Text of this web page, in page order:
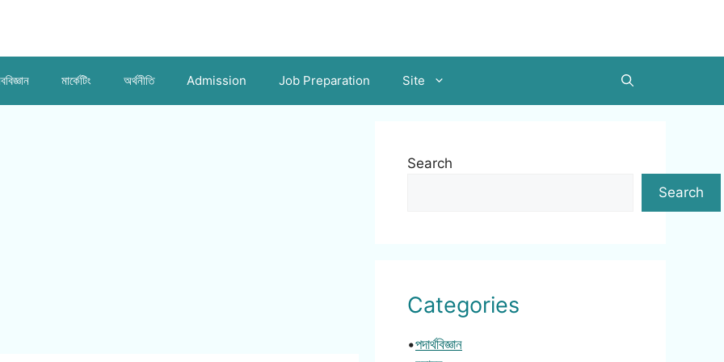
মার্কেটিং অর্থনীতি Admission Job Preparation Site
Search
Search
Categories
•পদার্থবিজ্ঞান